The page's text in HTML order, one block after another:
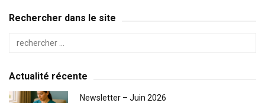
Rechercher dans le site
Actualité récente
Newsletter – Juin 2026